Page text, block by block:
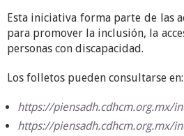
Esta iniciativa forma parte de las
para promover la inclusión, la
personas con discapacidad.
Los folletos pueden consultarse en:
https://piensadh.cdhcm.org.mx/
https://piensadh.cdhcm.org.mx/